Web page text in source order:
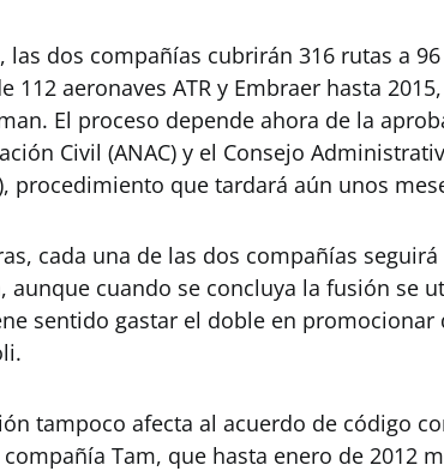
las dos compañías cubrirán 316 rutas a
112 aeronaves ATR y Embraer hasta
El proceso depende ahora de la
Civil (ANAC) y el Consejo
procedimiento que tardará aún unos
cada una de las dos compañías
aunque cuando se concluya la fusión se
sentido gastar el doble en promocionar
tampoco afecta al acuerdo de código
Tam, que hasta enero de 2012